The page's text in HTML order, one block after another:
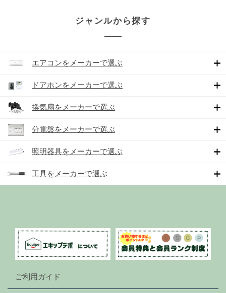
ジャンルから探す
エアコンをメーカーで選ぶ
ドアホンをメーカーで選ぶ
換気扇をメーカーで選ぶ
分電盤をメーカーで選ぶ
照明器具をメーカーで選ぶ
工具をメーカーで選ぶ
ご利用ガイド